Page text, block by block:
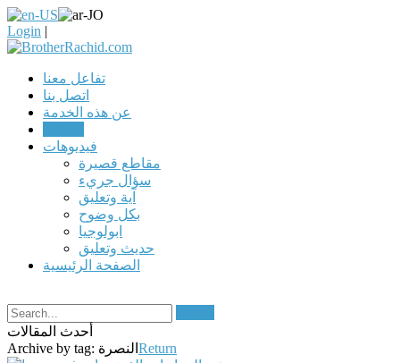
Login |
تفاعل معنا
اتصل بنا
عن هذه الخدمة
فيديوهات
مقاطع قصيرة
سؤال جريء
آية وتعليق
بكل وضوح
ابولوجيا
حديث وتعليق
الصفحة الرئيسية
أحدث المقالات
Archive by tag: النصرة Return